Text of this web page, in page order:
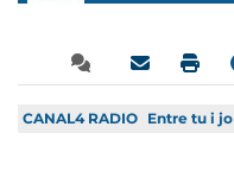
CANAL4 RADIO Entre tu i jo